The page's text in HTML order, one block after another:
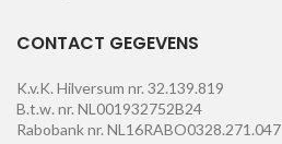
CONTACT GEGEVENS
K.v.K. Hilversum nr. 32.139.819
B.t.w. nr. NL001932752B24
Rabobank nr. NL16RABO0328.271.047